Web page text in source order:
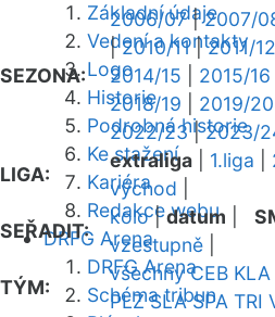
Základní údaje
Vedení a kontakty
Logo
Historie
Podrobná historie
Ke stažení
Kariéra
Redakce webu
DRFG Arena
DRFG Arena
Schéma tribun
SEZONA:
2006/07|2007/
|2010/11|2011/12
2014/15
2015/16
2018/19
2019/20
2022/23|2023/
LIGA:
extraliga 1.liga
východ
SEŘADIT:
kolo|datum
vzestupně
TÝM:
všechny CEB KLA
PLZ SLA SPA TRI